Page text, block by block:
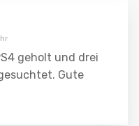
geholt und drei
Gute